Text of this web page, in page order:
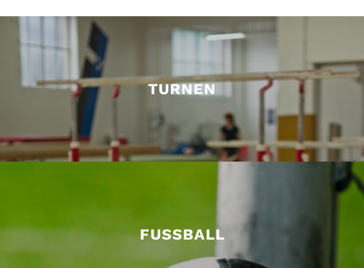
TURNEN
FUSSBALL